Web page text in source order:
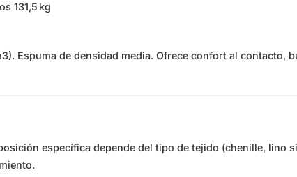
131,5 kg
Espuma de densidad media. Ofrece confort al contacto,
específica depende del tipo de tejido (chenille, lino